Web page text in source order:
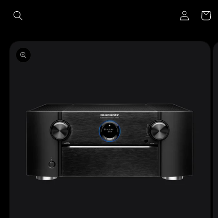
directamente
al contenido
Iniciar
sesión
Carrito
directamente
a la
información